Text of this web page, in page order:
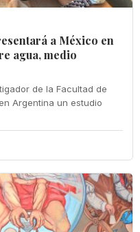
a México en
agua, medio
de la Facultad de
Argentina un estudio